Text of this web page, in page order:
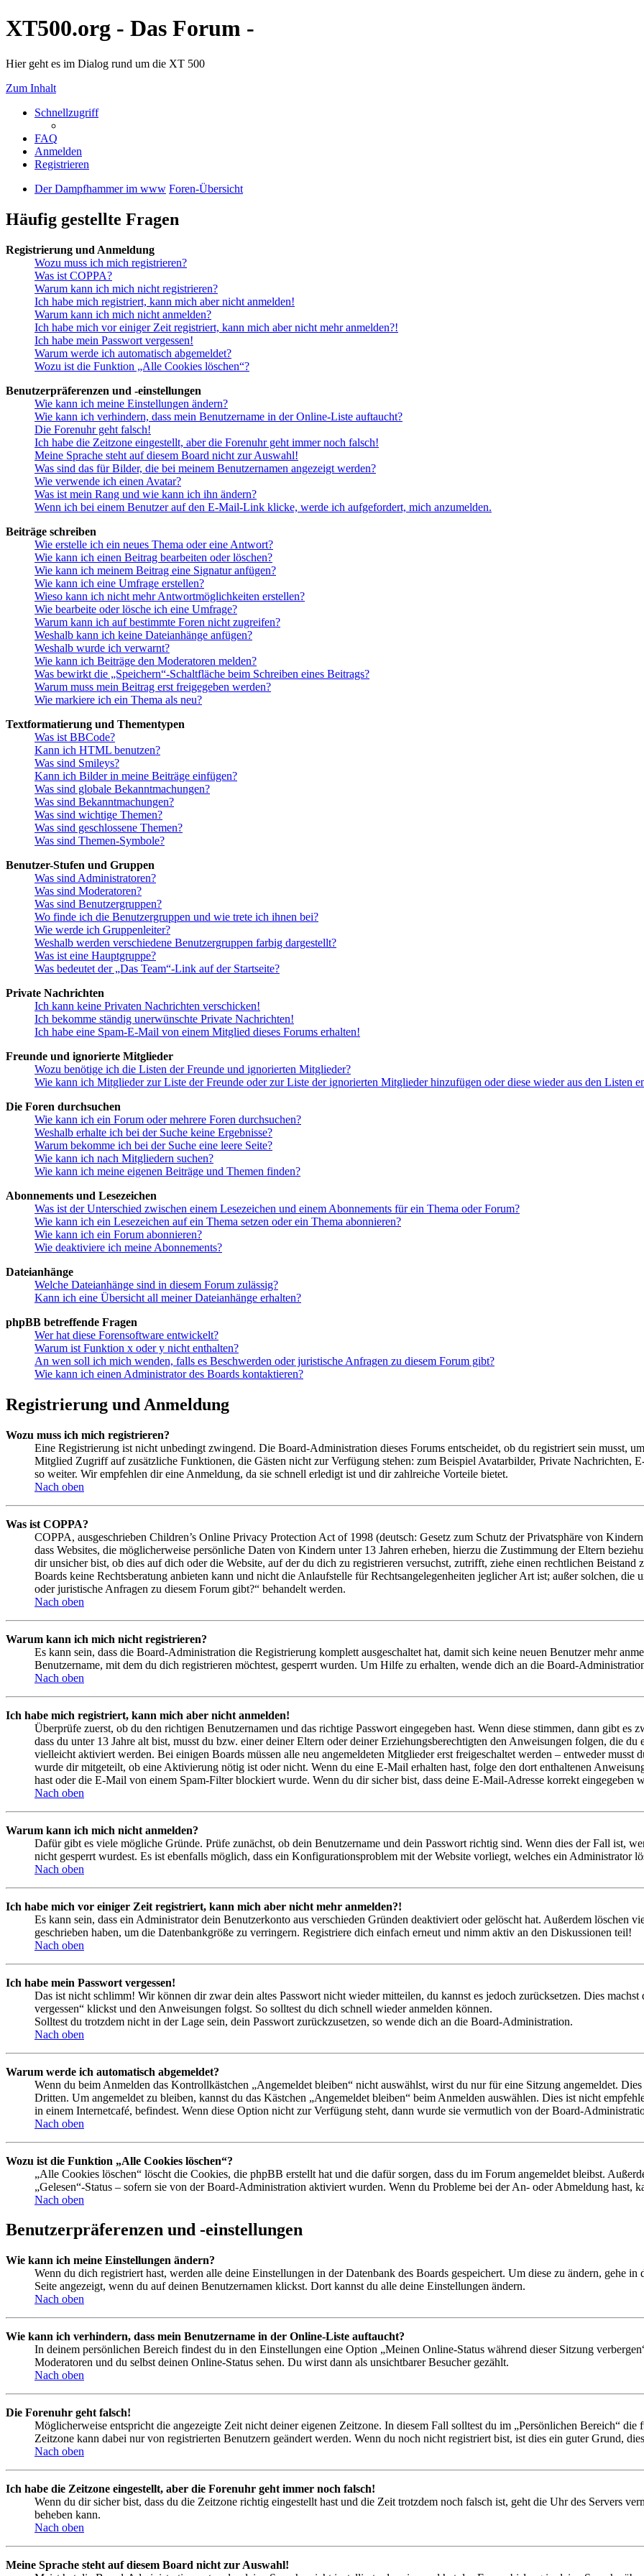
XT500.org - Das Forum -
Hier geht es im Dialog rund um die XT 500
Zum Inhalt
Schnellzugriff
FAQ
Anmelden
Registrieren
Der Dampfhammer im www Foren-Übersicht
Häufig gestellte Fragen
Registrierung und Anmeldung
Wozu muss ich mich registrieren?
Was ist COPPA?
Warum kann ich mich nicht registrieren?
Ich habe mich registriert, kann mich aber nicht anmelden!
Warum kann ich mich nicht anmelden?
Ich habe mich vor einiger Zeit registriert, kann mich aber nicht mehr anmelden?!
Ich habe mein Passwort vergessen!
Warum werde ich automatisch abgemeldet?
Wozu ist die Funktion „Alle Cookies löschen“?
Benutzerpräferenzen und -einstellungen
Wie kann ich meine Einstellungen ändern?
Wie kann ich verhindern, dass mein Benutzername in der Online-Liste auftaucht?
Die Forenuhr geht falsch!
Ich habe die Zeitzone eingestellt, aber die Forenuhr geht immer noch falsch!
Meine Sprache steht auf diesem Board nicht zur Auswahl!
Was sind das für Bilder, die bei meinem Benutzernamen angezeigt werden?
Wie verwende ich einen Avatar?
Was ist mein Rang und wie kann ich ihn ändern?
Wenn ich bei einem Benutzer auf den E-Mail-Link klicke, werde ich aufgefordert, mich anzumelden.
Beiträge schreiben
Wie erstelle ich ein neues Thema oder eine Antwort?
Wie kann ich einen Beitrag bearbeiten oder löschen?
Wie kann ich meinem Beitrag eine Signatur anfügen?
Wie kann ich eine Umfrage erstellen?
Wieso kann ich nicht mehr Antwortmöglichkeiten erstellen?
Wie bearbeite oder lösche ich eine Umfrage?
Warum kann ich auf bestimmte Foren nicht zugreifen?
Weshalb kann ich keine Dateianhänge anfügen?
Weshalb wurde ich verwarnt?
Wie kann ich Beiträge den Moderatoren melden?
Was bewirkt die „Speichern“-Schaltfläche beim Schreiben eines Beitrags?
Warum muss mein Beitrag erst freigegeben werden?
Wie markiere ich ein Thema als neu?
Textformatierung und Thementypen
Was ist BBCode?
Kann ich HTML benutzen?
Was sind Smileys?
Kann ich Bilder in meine Beiträge einfügen?
Was sind globale Bekanntmachungen?
Was sind Bekanntmachungen?
Was sind wichtige Themen?
Was sind geschlossene Themen?
Was sind Themen-Symbole?
Benutzer-Stufen und Gruppen
Was sind Administratoren?
Was sind Moderatoren?
Was sind Benutzergruppen?
Wo finde ich die Benutzergruppen und wie trete ich ihnen bei?
Wie werde ich Gruppenleiter?
Weshalb werden verschiedene Benutzergruppen farbig dargestellt?
Was ist eine Hauptgruppe?
Was bedeutet der „Das Team“-Link auf der Startseite?
Private Nachrichten
Ich kann keine Privaten Nachrichten verschicken!
Ich bekomme ständig unerwünschte Private Nachrichten!
Ich habe eine Spam-E-Mail von einem Mitglied dieses Forums erhalten!
Freunde und ignorierte Mitglieder
Wozu benötige ich die Listen der Freunde und ignorierten Mitglieder?
Wie kann ich Mitglieder zur Liste der Freunde oder zur Liste der ignorierten Mitglieder hinzufügen oder diese wieder aus den Listen
Die Foren durchsuchen
Wie kann ich ein Forum oder mehrere Foren durchsuchen?
Weshalb erhalte ich bei der Suche keine Ergebnisse?
Warum bekomme ich bei der Suche eine leere Seite?
Wie kann ich nach Mitgliedern suchen?
Wie kann ich meine eigenen Beiträge und Themen finden?
Abonnements und Lesezeichen
Was ist der Unterschied zwischen einem Lesezeichen und einem Abonnements für ein Thema oder Forum?
Wie kann ich ein Lesezeichen auf ein Thema setzen oder ein Thema abonnieren?
Wie kann ich ein Forum abonnieren?
Wie deaktiviere ich meine Abonnements?
Dateianhänge
Welche Dateianhänge sind in diesem Forum zulässig?
Kann ich eine Übersicht all meiner Dateianhänge erhalten?
phpBB betreffende Fragen
Wer hat diese Forensoftware entwickelt?
Warum ist Funktion x oder y nicht enthalten?
An wen soll ich mich wenden, falls es Beschwerden oder juristische Anfragen zu diesem Forum gibt?
Wie kann ich einen Administrator des Boards kontaktieren?
Registrierung und Anmeldung
Wozu muss ich mich registrieren?
Eine Registrierung ist nicht unbedingt zwingend. Die Board-Administration dieses Forums entscheidet, ob du registriert sein musst,
Mitglied Zugriff auf zusätzliche Funktionen, die Gästen nicht zur Verfügung stehen: zum Beispiel Avatarbilder, Private Nachrichten,
so weiter. Wir empfehlen dir eine Anmeldung, da sie schnell erledigt ist und dir zahlreiche Vorteile bietet.
Nach oben
Was ist COPPA?
COPPA, ausgeschrieben Children’s Online Privacy Protection Act of 1998 (deutsch: Gesetz zum Schutz der Privatsphäre von
dass Websites, die möglicherweise persönliche Daten von Kindern unter 13 Jahren erheben, hierzu die Zustimmung der Eltern
dir unsicher bist, ob dies auf dich oder die Website, auf der du dich zu registrieren versuchst, zutrifft, ziehe einen rechtlichen
Boards keine Rechtsberatung anbieten kann und nicht die Anlaufstelle für Rechtsangelegenheiten jeglicher Art ist; außer solchen,
oder juristische Anfragen zu diesem Forum gibt?“ behandelt werden.
Nach oben
Warum kann ich mich nicht registrieren?
Es kann sein, dass die Board-Administration die Registrierung komplett ausgeschaltet hat, damit sich keine neuen Benutzer mehr
Benutzername, mit dem du dich registrieren möchtest, gesperrt wurden. Um Hilfe zu erhalten, wende dich an die Board-
Nach oben
Ich habe mich registriert, kann mich aber nicht anmelden!
Überprüfe zuerst, ob du den richtigen Benutzernamen und das richtige Passwort eingegeben hast. Wenn diese stimmen, dann gibt es
dass du unter 13 Jahre alt bist, musst du bzw. einer deiner Eltern oder deiner Erziehungsberechtigten den Anweisungen folgen, die
vielleicht aktiviert werden. Bei einigen Boards müssen alle neu angemeldeten Mitglieder erst freigeschaltet werden – entweder musst
wurde dir mitgeteilt, ob eine Aktivierung nötig ist oder nicht. Wenn du eine E-Mail erhalten hast, folge den dort enthaltenen
hast oder die E-Mail von einem Spam-Filter blockiert wurde. Wenn du dir sicher bist, dass deine E-Mail-Adresse korrekt eingegeben
Nach oben
Warum kann ich mich nicht anmelden?
Dafür gibt es viele mögliche Gründe. Prüfe zunächst, ob dein Benutzername und dein Passwort richtig sind. Wenn dies der Fall ist,
nicht gesperrt wurdest. Es ist ebenfalls möglich, dass ein Konfigurationsproblem mit der Website vorliegt, welches ein Administrator
Nach oben
Ich habe mich vor einiger Zeit registriert, kann mich aber nicht mehr anmelden?!
Es kann sein, dass ein Administrator dein Benutzerkonto aus verschieden Gründen deaktiviert oder gelöscht hat. Außerdem löschen
geschrieben haben, um die Datenbankgröße zu verringern. Registriere dich einfach erneut und nimm aktiv an den Diskussionen teil!
Nach oben
Ich habe mein Passwort vergessen!
Das ist nicht schlimm! Wir können dir zwar dein altes Passwort nicht wieder mitteilen, du kannst es jedoch zurücksetzen. Dies
vergessen“ klickst und den Anweisungen folgst. So solltest du dich schnell wieder anmelden können.
Solltest du trotzdem nicht in der Lage sein, dein Passwort zurückzusetzen, so wende dich an die Board-Administration.
Nach oben
Warum werde ich automatisch abgemeldet?
Wenn du beim Anmelden das Kontrollkästchen „Angemeldet bleiben“ nicht auswählst, wirst du nur für eine Sitzung angemeldet.
Dritten. Um angemeldet zu bleiben, kannst du das Kästchen „Angemeldet bleiben“ beim Anmelden auswählen. Dies ist nicht
in einem Internetcafé, befindest. Wenn diese Option nicht zur Verfügung steht, dann wurde sie vermutlich von der Board-
Nach oben
Wozu ist die Funktion „Alle Cookies löschen“?
„Alle Cookies löschen“ löscht die Cookies, die phpBB erstellt hat und die dafür sorgen, dass du im Forum angemeldet bleibst.
„Gelesen“-Status – sofern sie von der Board-Administration aktiviert wurden. Wenn du Probleme bei der An- oder Abmeldung hast,
Nach oben
Benutzerpräferenzen und -einstellungen
Wie kann ich meine Einstellungen ändern?
Wenn du dich registriert hast, werden alle deine Einstellungen in der Datenbank des Boards gespeichert. Um diese zu ändern, gehe
Seite angezeigt, wenn du auf deinen Benutzernamen klickst. Dort kannst du alle deine Einstellungen ändern.
Nach oben
Wie kann ich verhindern, dass mein Benutzername in der Online-Liste auftaucht?
In deinem persönlichen Bereich findest du in den Einstellungen eine Option „Meinen Online-Status während dieser Sitzung
Moderatoren und du selbst deinen Online-Status sehen. Du wirst dann als unsichtbarer Besucher gezählt.
Nach oben
Die Forenuhr geht falsch!
Möglicherweise entspricht die angezeigte Zeit nicht deiner eigenen Zeitzone. In diesem Fall solltest du im „Persönlichen Bereich“
Zeitzone kann dabei nur von registrierten Benutzern geändert werden. Wenn du noch nicht registriert bist, ist dies ein guter Grund,
Nach oben
Ich habe die Zeitzone eingestellt, aber die Forenuhr geht immer noch falsch!
Wenn du dir sicher bist, dass du die Zeitzone richtig eingestellt hast und die Zeit trotzdem noch falsch ist, geht die Uhr des Servers
beheben kann.
Nach oben
Meine Sprache steht auf diesem Board nicht zur Auswahl!